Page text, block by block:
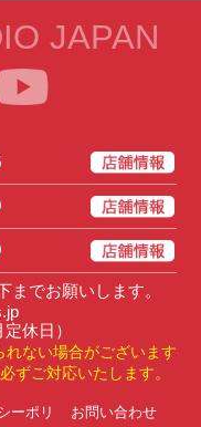
JAPAN
でお願いします。
休日）
ない場合がございます
ずご対応いたします。
ーポリ
お問い合わせ